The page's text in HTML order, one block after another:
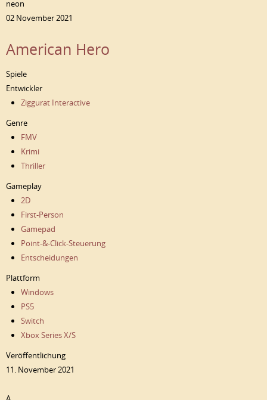
neon
02 November 2021
American Hero
Spiele
Entwickler
Ziggurat Interactive
Genre
FMV
Krimi
Thriller
Gameplay
2D
First-Person
Gamepad
Point-&-Click-Steuerung
Entscheidungen
Plattform
Windows
PS5
Switch
Xbox Series X/S
Veröffentlichung
11. November 2021